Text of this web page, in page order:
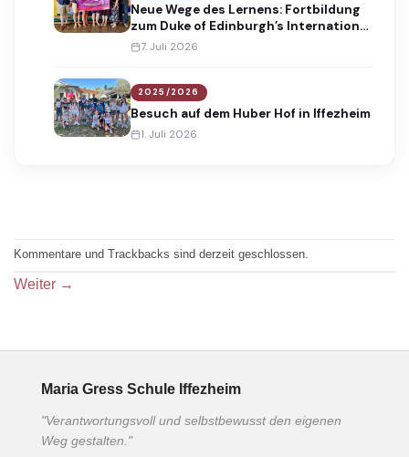
Neue Wege des Lernens: Fortbildung
zum Duke of Edinburgh’s International
Award
7. Juli 2026
2025/2026
Besuch auf dem Huber Hof in Iffezheim
1. Juli 2026
Kommentare und Trackbacks sind derzeit geschlossen.
Weiter →
Maria Gress Schule Iffezheim
"Verantwortungsvoll und selbstbewusst den eigenen
Weg gestalten."